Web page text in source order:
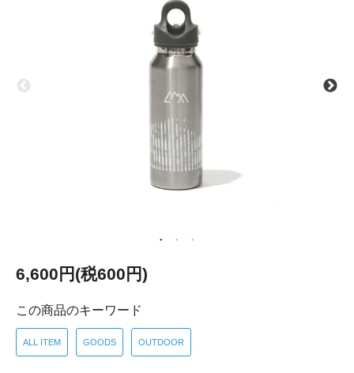
6,600円(税600円)
この商品のキーワード
ALL ITEM GOODS OUTDOOR